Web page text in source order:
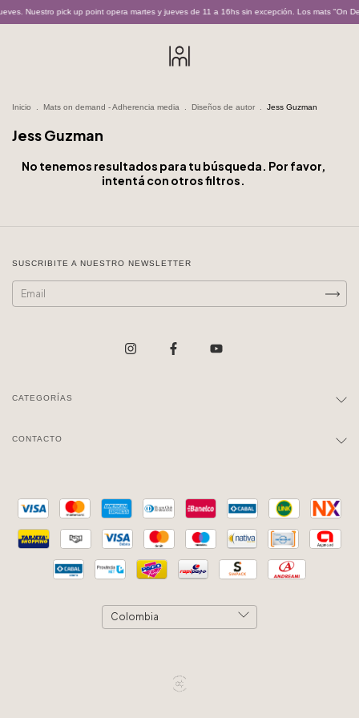
Nuestro pick up point opera martes y jueves de 11 a 16hs sin excepción. Los mats "On
Inicio Mats on demand - Adherencia media Diseños de autor Jess Guzman
Jess Guzman
No tenemos resultados para tu búsqueda. Por favor,
intentá con otros filtros.
SUSCRIBITE A NUESTRO NEWSLETTER
CATEGORÍAS
CONTACTO